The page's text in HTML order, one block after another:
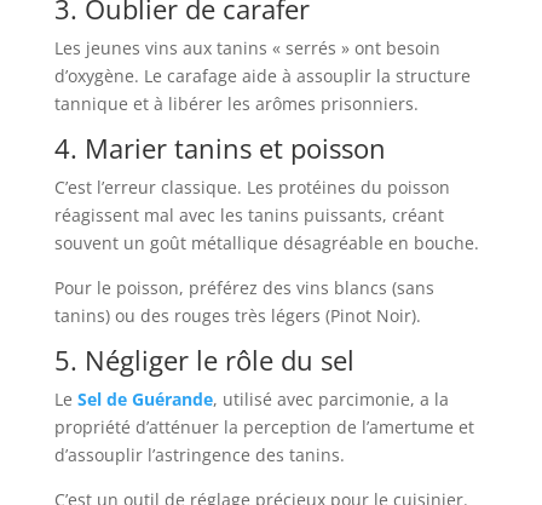
3. Oublier de carafer
Les jeunes vins aux tanins « serrés » ont besoin
d’oxygène. Le carafage aide à assouplir la structure
tannique et à libérer les arômes prisonniers.
4. Marier tanins et poisson
C’est l’erreur classique. Les protéines du poisson
réagissent mal avec les tanins puissants, créant
souvent un goût métallique désagréable en bouche.
Pour le poisson, préférez des vins blancs (sans
tanins) ou des rouges très légers (Pinot Noir).
5. Négliger le rôle du sel
Le Sel de Guérande, utilisé avec parcimonie, a la
propriété d’atténuer la perception de l’amertume et
d’assouplir l’astringence des tanins.
C’est un outil de réglage précieux pour le cuisinier.